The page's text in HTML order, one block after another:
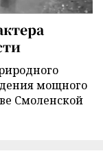
мощного
Смоленской